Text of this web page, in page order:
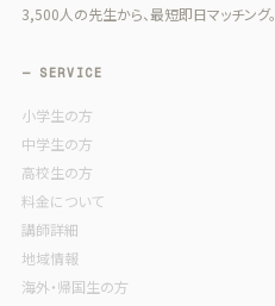
3,500人の先生から、最短即日マッチング。
— SERVICE
小学生の方
中学生の方
高校生の方
料金について
講師詳細
地域情報
海外・帰国生の方